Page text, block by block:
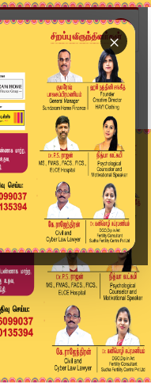
×
| 16 DEC 2025 | ...